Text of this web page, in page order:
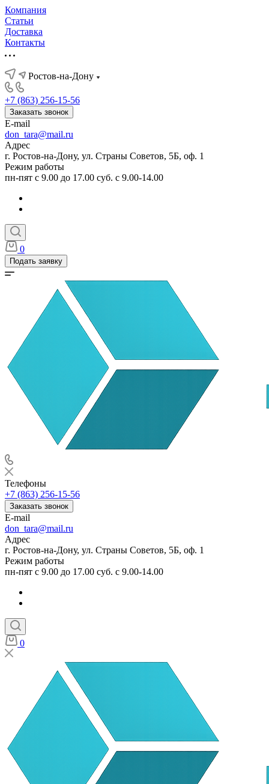
Компания
Статьи
Доставка
Контакты
Ростов-на-Дону
+7 (863) 256-15-56
Заказать звонок
E-mail
don_tara@mail.ru
Адрес
г. Ростов-на-Дону, ул. Страны Советов, 5Б, оф. 1
Режим работы
пн-пят с 9.00 до 17.00 суб. с 9.00-14.00
0
Подать заявку
Телефоны
+7 (863) 256-15-56
Заказать звонок
E-mail
don_tara@mail.ru
Адрес
г. Ростов-на-Дону, ул. Страны Советов, 5Б, оф. 1
Режим работы
пн-пят с 9.00 до 17.00 суб. с 9.00-14.00
0